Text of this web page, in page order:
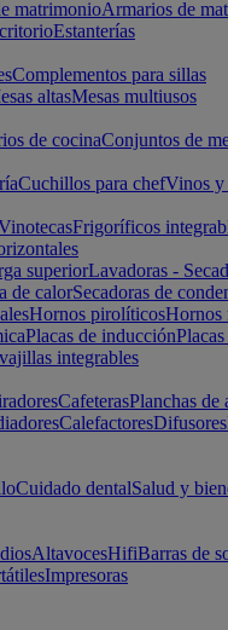
matrimonioArmarios de
Estanterías
Complementos para sillas
altasMesas multiusos
de cocinaConjuntos de
Cuchillos para chefVinos y
Frigoríficos
superiorLavadoras -
de calorSecadoras de
Hornos pirolíticosHornos
Placas de inducción
integrables
CafeterasPlanchas de
CalefactoresDifusores
Cuidado dentalSalud y
AltavocesHifiBarras de
Impresoras